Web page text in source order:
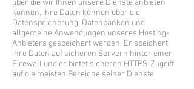
über die wir Ihnen unsere Dienste anbieten
können. Ihre Daten können über die
Datenspeicherung, Datenbanken und
allgemeine Anwendungen unseres Hosting-
Anbieters gespeichert werden. Er speichert
Ihre Daten auf sicheren Servern hinter einer
Firewall und er bietet sicheren HTTPS-Zugriff
auf die meisten Bereiche seiner Dienste.